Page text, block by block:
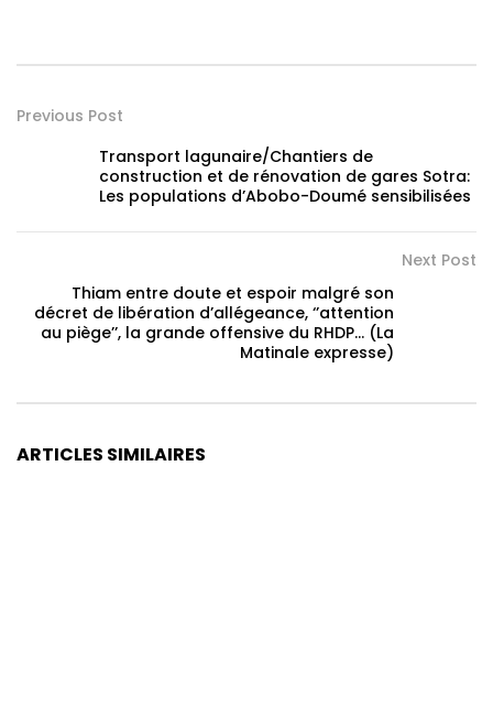
Previous Post
Transport lagunaire/Chantiers de
construction et de rénovation de gares Sotra:
Les populations d’Abobo-Doumé sensibilisées
Next Post
Thiam entre doute et espoir malgré son
décret de libération d’allégeance, ‘’attention
au piège’’, la grande offensive du RHDP… (La
Matinale expresse)
ARTICLES SIMILAIRES